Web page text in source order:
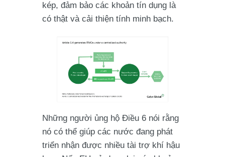
kép, đảm bảo các khoản tín dụng là
có thật và cải thiện tính minh bạch.
Những người ủng hộ Điều 6 nói rằng
nó có thể giúp các nước đang phát
triển nhận được nhiều tài trợ khí hậu